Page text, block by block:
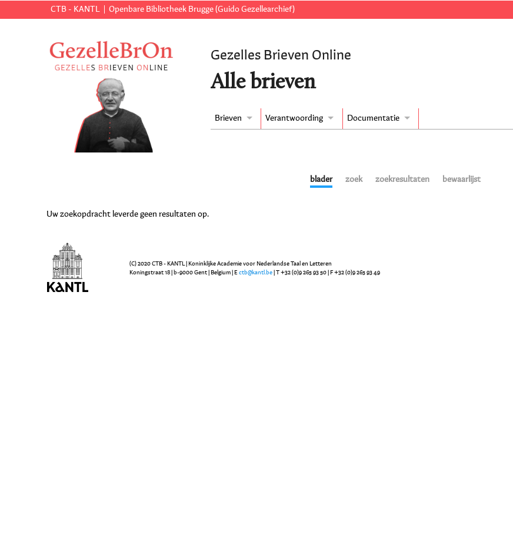
CTB - KANTL Openbare Bibliotheek Brugge (Guido Gezellearchief)
Gezelles Brieven Online
Alle brieven
Brieven Verantwoording Documentatie
blader zoek zoekresultaten bewaarlijst
Uw zoekopdracht leverde geen resultaten op.
(C) 2020 CTB - KANTL | Koninklijke Academie voor Nederlandse Taal en Letteren
Koningstraat 18 | b-9000 Gent | Belgium | Ectb@kantl.be | T +32 (0)9 265 93 50 | F +32 (0)9 265 93 49